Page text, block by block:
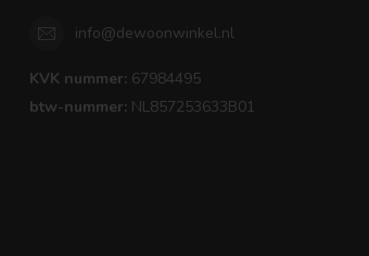
info@dewoonwinkel.nl
KVK nummer: 67984495
btw-nummer: NL857253633B01